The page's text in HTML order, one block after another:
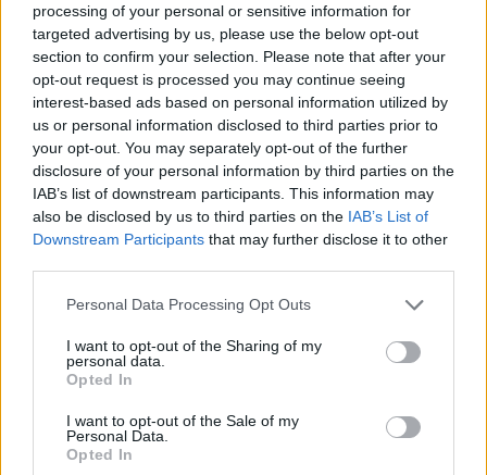
processing of your personal or sensitive information for
targeted advertising by us, please use the below opt-out
section to confirm your selection. Please note that after your
opt-out request is processed you may continue seeing
interest-based ads based on personal information utilized by
us or personal information disclosed to third parties prior to
your opt-out. You may separately opt-out of the further
disclosure of your personal information by third parties on the
IAB’s list of downstream participants. This information may
also be disclosed by us to third parties on the IAB’s List of
Downstream Participants that may further disclose it to other
Personal Data Processing Opt Outs
I want to opt-out of the Sharing of my
personal data.
Opted In
I want to opt-out of the Sale of my
Personal Data.
Opted In
Τηλεφωνικό Κέντρο
Τηλεφωνικό Κέντρο
25313-52400
FAX Δήμου
25310-22756
Γραφείο Δημάρχου
25310-82177
Κ.Ε.Π.
25310-83300
Κ.Α.Π.Η.
25310-22797
Νοσοκομείο
25310-22222
Αστυνομικό Τμήμα
25310-22100
Κ.Τ.Ε.Λ.
25310-22912
25310-22650